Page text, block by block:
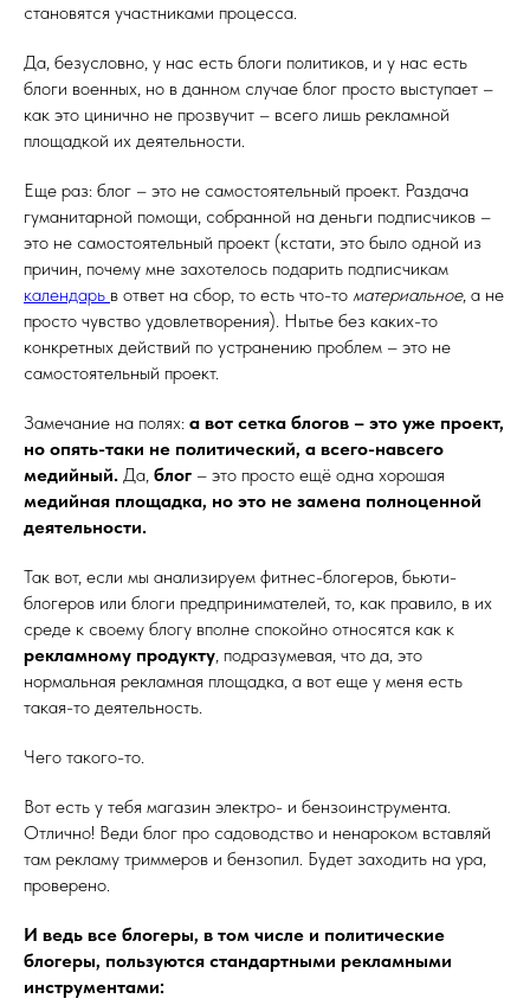
становятся участниками процесса.
Да, безусловно, у нас есть блоги политиков, и у нас есть
блоги военных, но в данном случае блог просто выступает –
как это цинично не прозвучит – всего лишь рекламной
площадкой их деятельности.
Еще раз: блог – это не самостоятельный проект. Раздача
гуманитарной помощи, собранной на деньги подписчиков –
это не самостоятельный проект (кстати, это было одной из
причин, почему мне захотелось подарить подписчикам
календарь в ответ на сбор, то есть что-то материальное, а не
просто чувство удовлетворения). Нытье без каких-то
конкретных действий по устранению проблем – это не
самостоятельный проект.
Замечание на полях: а вот сетка блогов – это уже проект,
но опять-таки не политический, а всего-навсего
медийный. Да, блог – это просто ещё одна хорошая
медийная площадка, но это не замена полноценной
деятельности.
Так вот, если мы анализируем фитнес-блогеров, бьюти-
блогеров или блоги предпринимателей, то, как правило, в их
среде к своему блогу вполне спокойно относятся как к
рекламному продукту, подразумевая, что да, это
нормальная рекламная площадка, а вот еще у меня есть
такая-то деятельность.
Чего такого-то.
Вот есть у тебя магазин электро- и бензоинструмента.
Отлично! Веди блог про садоводство и ненароком вставляй
там рекламу триммеров и бензопил. Будет заходить на ура,
проверено.
И ведь все блогеры, в том числе и политические
блогеры, пользуются стандартными рекламными
инструментами: